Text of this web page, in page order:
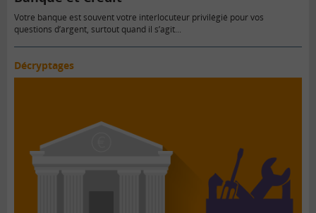
Votre banque est souvent votre interlocuteur privilégié pour vos
questions d’argent, surtout quand il s’agit...
Décryptages